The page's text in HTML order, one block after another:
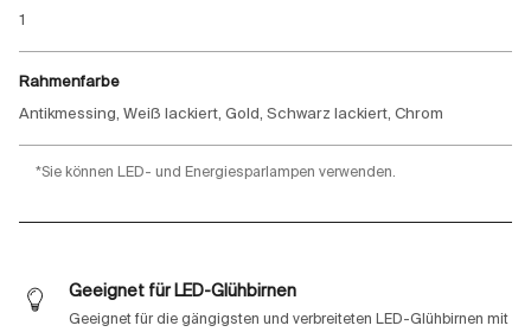
1
Rahmenfarbe
Antikmessing, Weiß lackiert, Gold, Schwarz lackiert, Chrom
*Sie können LED- und Energiesparlampen verwenden.
Geeignet für LED-Glühbirnen
Geeignet für die gängigsten und verbreiteten LED-Glühbirnen mit